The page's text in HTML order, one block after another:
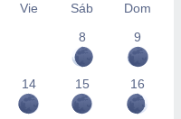
Vie Sáb
Dom
8
9
14 15 16